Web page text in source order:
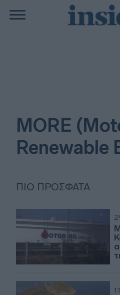
MORE
Renewable
ΠΙΟ ΠΡΌΣΦΑΤΑ